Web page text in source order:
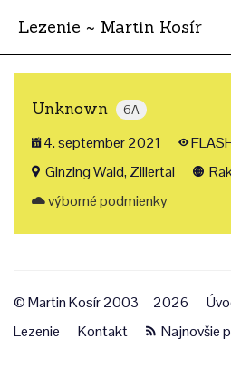
Lezenie ~ Martin Kosír
Najhodnotnejšie
Krajina
Štýl
Unknown 6A
4. september 2021
Ginzlng Wald, Zillertal
výborné podmienky
© Martin Kosír 2003—2026
Lezenie
Kontakt Najnovšie